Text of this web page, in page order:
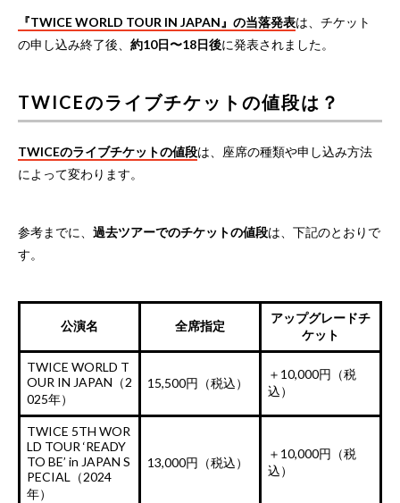
『TWICE WORLD TOUR IN JAPAN』の当落発表は、チケット
の申し込み終了後、 約10日〜18日後に発表されました。
TWICEのライブチケットの値段は？
TWICEのライブチケットの値段は、座席の種類や申し込み方法
によって変わります。
参考までに、 過去ツアーでのチケットの値段は、下記のとおりで
す。
公演名 全席指定
アップグレードチ
ケット
TWICE WORLD T
OUR IN JAPAN（2
025年）
15,500円（税込）
＋10,000円（税
込）
TWICE 5TH WOR
LD TOUR ‘READY
TO BE’ in JAPAN S
PECIAL（2024
年）
13,000円（税込）
＋10,000円（税
込）